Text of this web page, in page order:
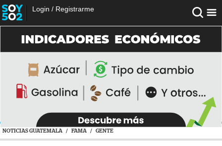
Login / Registrarme
NOTICIAS GUATEMALA / FAMA / GENTE